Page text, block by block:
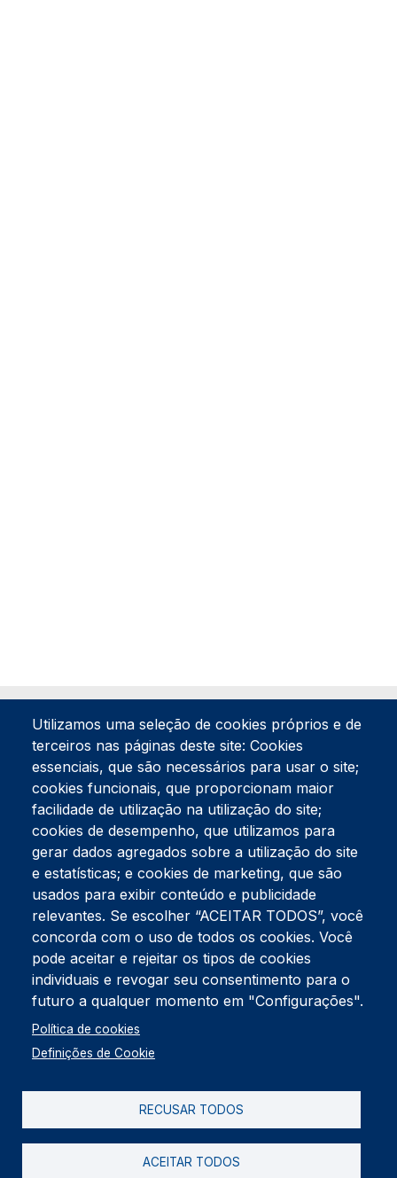
Tel:234 390 100Fax:234 390 100
Endereço Postal
Apartado 42
Rua Gil Eanes 31
3834-908 Gafanha da Nazaré
Estúdios
Rua Prior Guerra
Edifício do Centro Cultural da Gafanha da Nazaré
3830-556 Gafanha da Nazaré
Rodapé
Cookies
Política de Privacidade
Utilizamos uma seleção de cookies próprios e de
terceiros nas páginas deste site: Cookies
essenciais, que são necessários para usar o site;
cookies funcionais, que proporcionam maior
facilidade de utilização na utilização do site;
cookies de desempenho, que utilizamos para
gerar dados agregados sobre a utilização do site
e estatísticas; e cookies de marketing, que são
usados para exibir conteúdo e publicidade
relevantes. Se escolher “ACEITAR TODOS”, você
concorda com o uso de todos os cookies. Você
pode aceitar e rejeitar os tipos de cookies
individuais e revogar seu consentimento para o
futuro a qualquer momento em "Configurações".
Política de cookies
Definições de Cookie
RECUSAR TODOS
ACEITAR TODOS